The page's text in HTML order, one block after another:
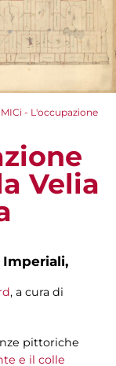
- L'occupazione
Velia
Imperiali,
, a cura di
pittoriche
e il colle